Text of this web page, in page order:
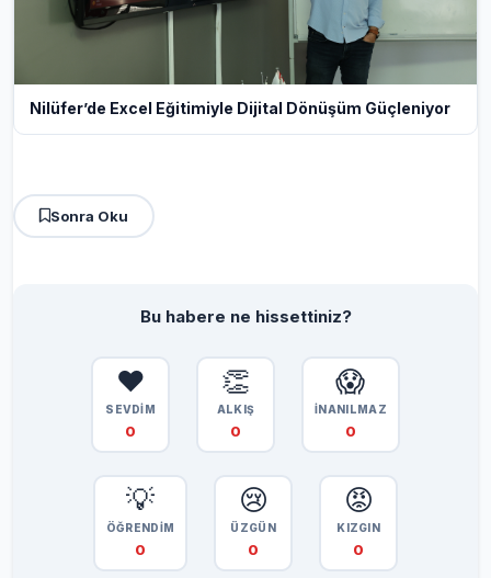
Nilüfer’de Excel Eğitimiyle Dijital Dönüşüm Güçleniyor
Sonra Oku
Bu habere ne hissettiniz?
❤️
SEVDİM
0
👏
ALKIŞ
0
😱
İNANILMAZ
0
💡
ÖĞRENDİM
0
😢
ÜZGÜN
0
😡
KIZGIN
0